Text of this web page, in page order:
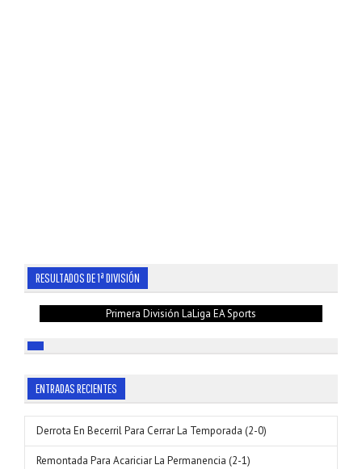
RESULTADOS DE 1ª DIVISIÓN
Primera División LaLiga EA Sports
ENTRADAS RECIENTES
Derrota En Becerril Para Cerrar La Temporada (2-0)
Remontada Para Acariciar La Permanencia (2-1)